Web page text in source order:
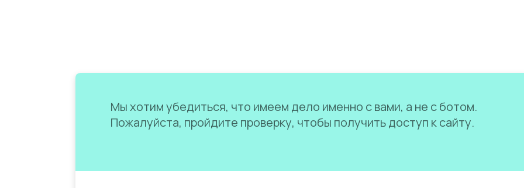
Мы хотим убедиться, что имеем дело именно с вами, а не с ботом.
Пожалуйста, пройдите проверку, чтобы получить доступ к сайту.